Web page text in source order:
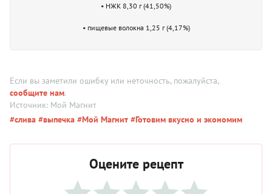
• НЖК 8,30 г (41,50%)
• пищевые волокна 1,25 г (4,17%)
Если вы заметили ошибку или неточность, пожалуйста,
сообщите нам.
Источник: Мой Магнит
#слива #выпечка #Мой Магнит #Готовим вкусно и экономим
Оцените рецепт